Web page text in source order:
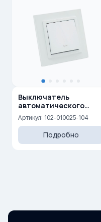
Выключатель
автоматического
открывания двери
10AX, 250 V
Артикул: 102-010025-104
Подробно